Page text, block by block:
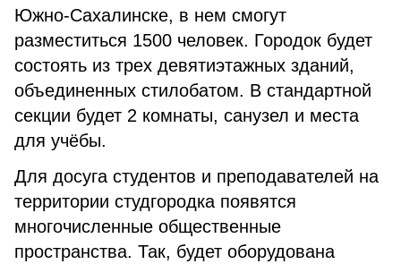
Южно-Сахалинске, в нем смогут
разместиться 1500 человек. Городок будет
состоять из трех девятиэтажных зданий,
объединенных стилобатом. В стандартной
секции будет 2 комнаты, санузел и места
для учёбы.
Для досуга студентов и преподавателей на
территории студгородка появятся
многочисленные общественные
пространства. Так, будет оборудована